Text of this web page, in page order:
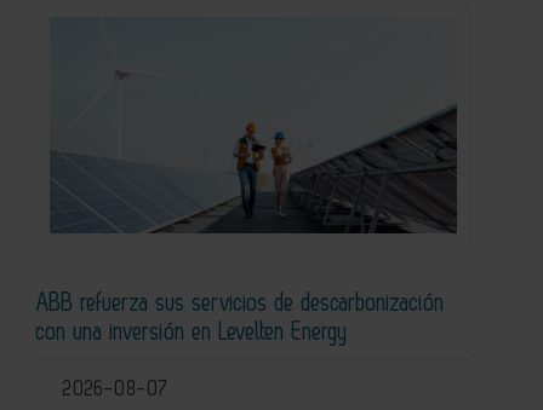
ABB refuerza sus servicios de descarbonización
con una inversión en Levelten Energy
2026-08-07